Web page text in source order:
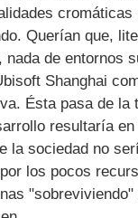
Querían que,
nada de entornos
Shanghai
Ésta pasa de
resultaría
la sociedad no
los pocos